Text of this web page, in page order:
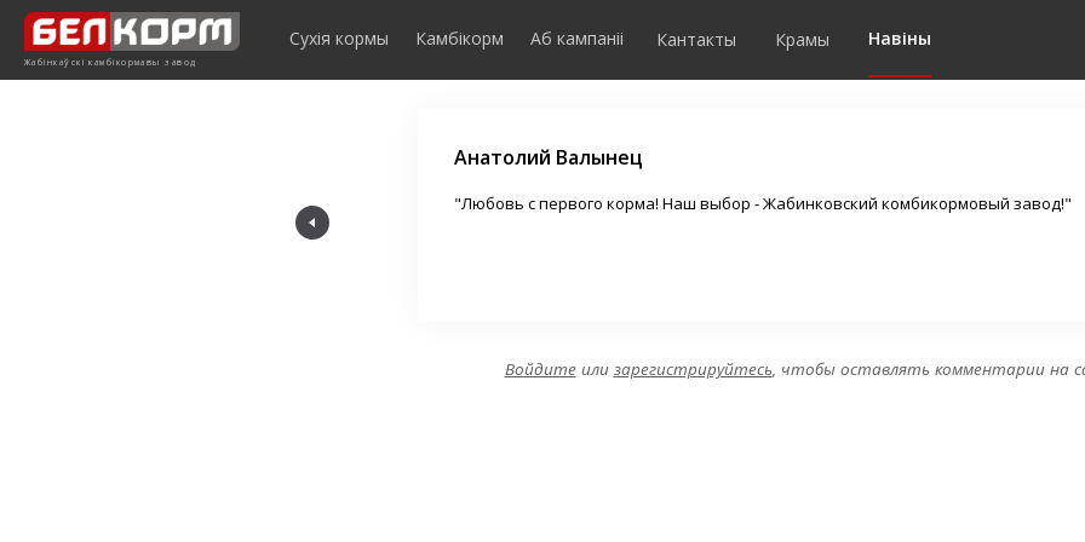
Жабінкаўскі камбікормавы завод
Сухія кормы Камбікорм Аб кампаніі Кантакты Крамы Навіны
Элемент не найден!
Каментары
Анатолий Валынец
"Любовь с первого корма! Наш выбор - Жабинковский комбикормовый завод!"
Войдитеили зарегистрируйтесь, чтобы оставлять комментарии на